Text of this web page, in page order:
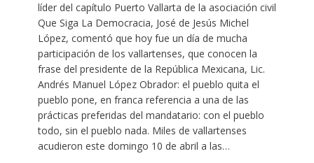
líder del capítulo Puerto Vallarta de la asociación civil
Que Siga La Democracia, José de Jesús Michel
López, comentó que hoy fue un día de mucha
participación de los vallartenses, que conocen la
frase del presidente de la República Mexicana, Lic.
Andrés Manuel López Obrador: el pueblo quita el
pueblo pone, en franca referencia a una de las
prácticas preferidas del mandatario: con el pueblo
todo, sin el pueblo nada. Miles de vallartenses
acudieron este domingo 10 de abril a las…